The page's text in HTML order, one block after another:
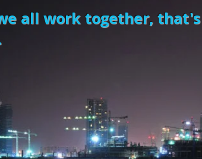
all work together, that's